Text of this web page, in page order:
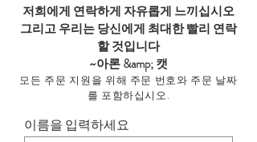
저희에게 연락하게 자유롭게 느끼십시오
그리고 우리는 당신에게 최대한 빨리 연락
할 것입니다
~아론 &amp; 캣
모든 주문 지원을 위해 주문 번호와 주문 날짜
를 포함하십시오.
이름을 입력하세요